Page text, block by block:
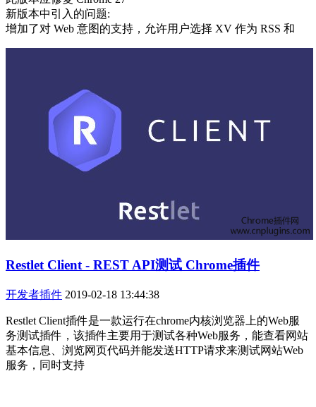
新版本中引入的问题:
增加了对 Web 意图的支持，允许用户选择 XV 作为 RSS 和
Restlet Client - REST API测试 Chrome插件
开发者插件 2019-02-18 13:44:38
Restlet Client插件是一款运行在chrome内核浏览器上的Web服
务测试插件，该插件主要用于测试各种Web服务，能查看网站
基本信息、浏览网页代码并能发送HTTP请求来测试网站Web
服务，同时支持